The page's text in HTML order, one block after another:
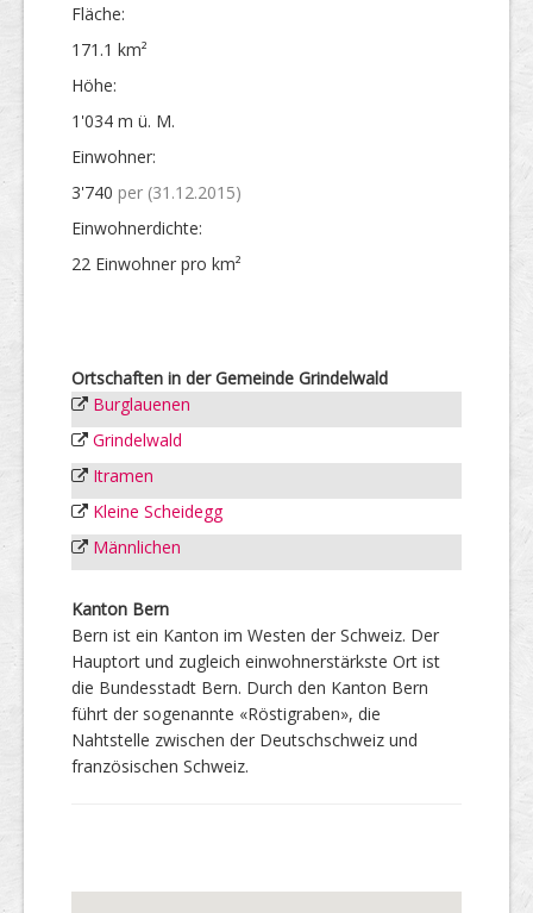
Fläche:
171.1 km²
Höhe:
1'034 m ü. M.
Einwohner:
3'740 per (31.12.2015)
Einwohner­dichte:
22 Einwohner pro km²
Ortschaften in der Gemeinde Grindelwald
Burglauenen
Grindelwald
Itramen
Kleine Scheidegg
Männlichen
Kanton Bern
Bern ist ein Kanton im Westen der Schweiz. Der
Hauptort und zugleich einwohnerstärkste Ort ist
die Bundesstadt Bern. Durch den Kanton Bern
führt der sogenannte «Röstigraben», die
Nahtstelle zwischen der Deutschschweiz und
französischen Schweiz.